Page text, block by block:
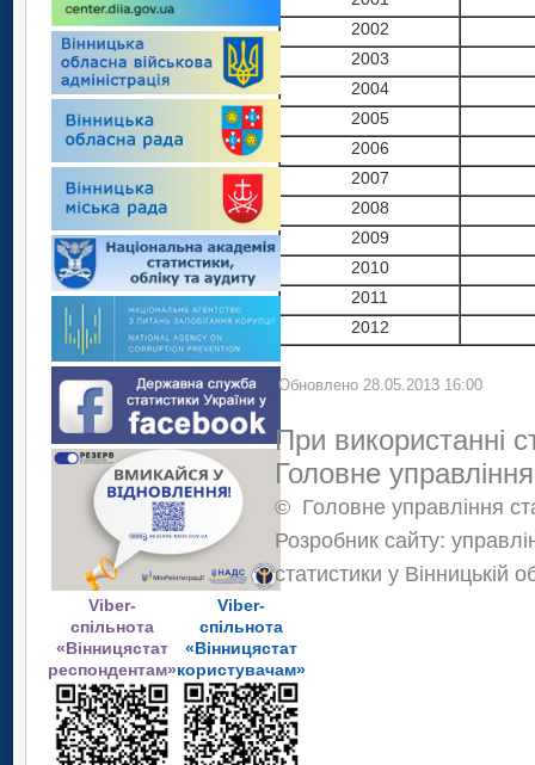
Viber-
спільнота
«Вінницястат
респондентам»
Viber-
спільнота
«Вінницястат
користувачам»
2002
2003
2004
2005
2006
2007
2008
2009
2010
2011
2012
Обновлено 28.05.2013 16:00
При використанні
Головне
© Головне управління
Розробник сайту:
статистики у Вінницькій